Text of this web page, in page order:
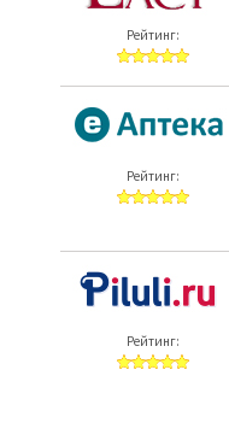
Рейтинг:
Рейтинг:
Рейтинг: